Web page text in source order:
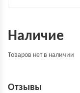
Наличие
Товаров нет в наличии
Отзывы